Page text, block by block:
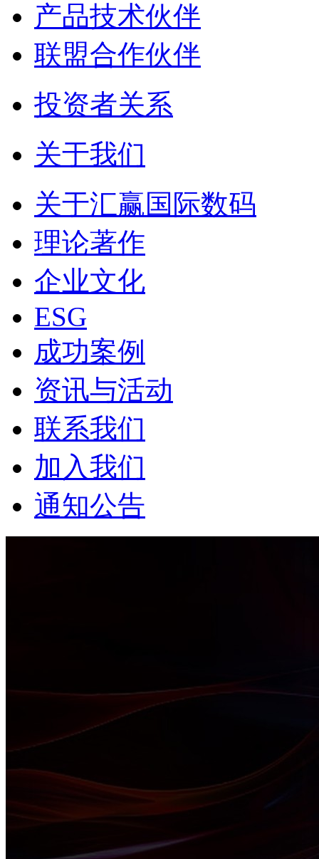
产品技术伙伴
联盟合作伙伴
投资者关系
关于我们
关于汇赢国际数码
理论著作
企业文化
ESG
成功案例
资讯与活动
联系我们
加入我们
通知公告